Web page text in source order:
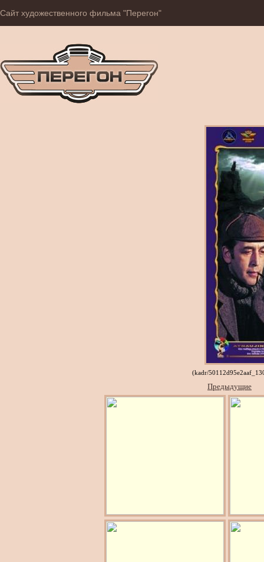
Сайт художественного фильма "Перегон"
(kadr/
Предыдущие